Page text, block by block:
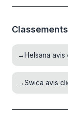
→Helsana
→Swica avis